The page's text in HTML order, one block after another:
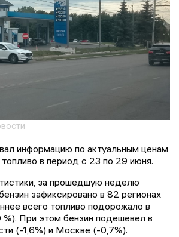
информацию по актуальным ценам
в период с 23 по 29 июня.
за прошедшую неделю
зафиксировано в 82 регионах
всего топливо подорожало в
При этом бензин подешевел в
(-1,6%) и Москве (-0,7%).